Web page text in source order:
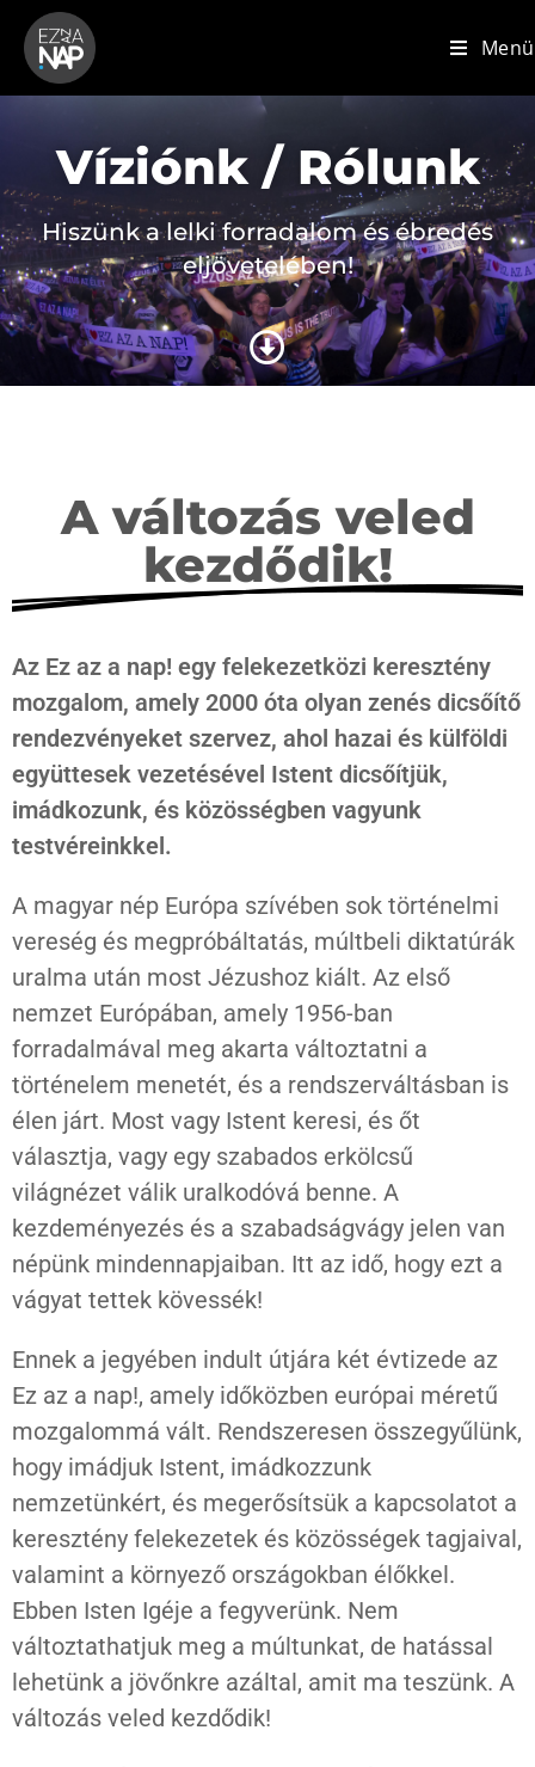
Menü
Víziónk / Rólunk
Hiszünk a lelki forradalom és ébredés
eljövetelében!
A változás veled
kezdődik!
Az Ez az a nap! egy felekezetközi keresztény
mozgalom, amely 2000 óta olyan zenés dicsőítő
rendezvényeket szervez, ahol hazai és külföldi
együttesek vezetésével Istent dicsőítjük,
imádkozunk, és közösségben vagyunk
testvéreinkkel.
A magyar nép Európa szívében sok történelmi
vereség és megpróbáltatás, múltbeli diktatúrák
uralma után most Jézushoz kiált. Az első
nemzet Európában, amely 1956-ban
forradalmával meg akarta változtatni a
történelem menetét, és a rendszerváltásban is
élen járt. Most vagy Istent keresi, és őt
választja, vagy egy szabados erkölcsű
világnézet válik uralkodóvá benne. A
kezdeményezés és a szabadságvágy jelen van
népünk mindennapjaiban. Itt az idő, hogy ezt a
vágyat tettek kövessék!
Ennek a jegyében indult útjára két évtizede az
Ez az a nap!, amely időközben európai méretű
mozgalommá vált. Rendszeresen összegyűlünk,
hogy imádjuk Istent, imádkozzunk
nemzetünkért, és megerősítsük a kapcsolatot a
keresztény felekezetek és közösségek tagjaival,
valamint a környező országokban élőkkel.
Ebben Isten Igéje a fegyverünk. Nem
változtathatjuk meg a múltunkat, de hatással
lehetünk a jövőnkre azáltal, amit ma teszünk. A
változás veled kezdődik!